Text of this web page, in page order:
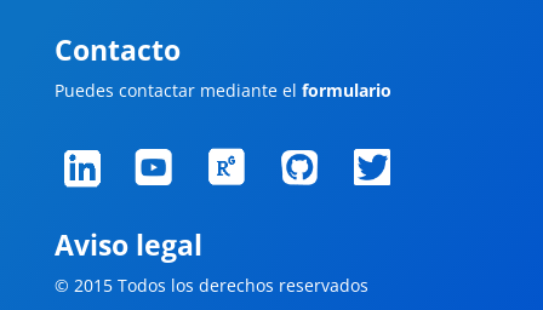
Contacto
Puedes contactar mediante el formulario
Aviso legal
© 2015 Todos los derechos reservados